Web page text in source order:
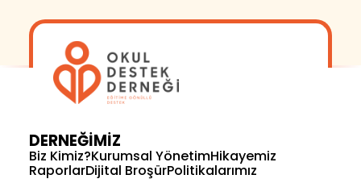
DERNEĞİMİZ
Biz Kimiz?Kurumsal YönetimHikayemiz
RaporlarDijital BroşürPolitikalarımız